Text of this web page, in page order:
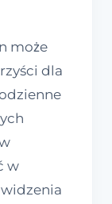
może
dla
w